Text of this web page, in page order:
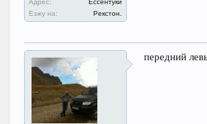
Адрес:
Ессентуки
Езжу на:
Рекстон.
передний